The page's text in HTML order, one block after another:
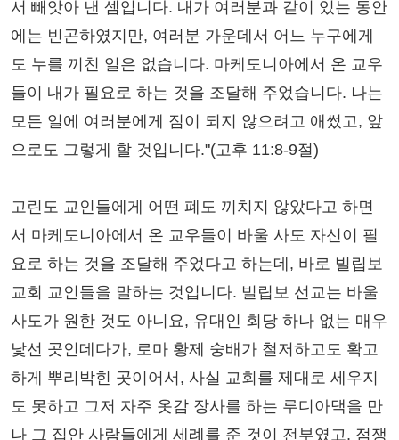
서 빼앗아 낸 셈입니다. 내가 여러분과 같이 있는 동안
에는 빈곤하였지만, 여러분 가운데서 어느 누구에게
도 누를 끼친 일은 없습니다. 마케도니아에서 온 교우
들이 내가 필요로 하는 것을 조달해 주었습니다. 나는
모든 일에 여러분에게 짐이 되지 않으려고 애썼고, 앞
으로도 그렇게 할 것입니다."(고후 11:8-9절)
고린도 교인들에게 어떤 폐도 끼치지 않았다고 하면
서 마케도니아에서 온 교우들이 바울 사도 자신이 필
요로 하는 것을 조달해 주었다고 하는데, 바로 빌립보
교회 교인들을 말하는 것입니다. 빌립보 선교는 바울
사도가 원한 것도 아니요, 유대인 회당 하나 없는 매우
낯선 곳인데다가, 로마 황제 숭배가 철저하고도 확고
하게 뿌리박힌 곳이어서, 사실 교회를 제대로 세우지
도 못하고 그저 자주 옷감 장사를 하는 루디아댁을 만
나 그 집안 사람들에게 세례를 준 것이 전부였고, 점쟁